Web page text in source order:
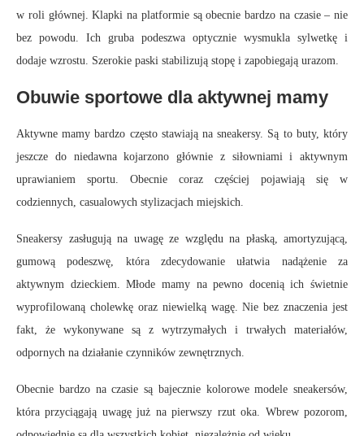
w roli głównej. Klapki na platformie są obecnie bardzo na czasie – nie
bez powodu. Ich gruba podeszwa optycznie wysmukla sylwetkę i
dodaje wzrostu. Szerokie paski stabilizują stopę i zapobiegają urazom.
Obuwie sportowe dla aktywnej mamy
Aktywne mamy bardzo często stawiają na sneakersy. Są to buty, który
jeszcze do niedawna kojarzono głównie z siłowniami i aktywnym
uprawianiem sportu. Obecnie coraz częściej pojawiają się w
codziennych, casualowych stylizacjach miejskich.
Sneakersy zasługują na uwagę ze względu na płaską, amortyzującą,
gumową podeszwę, która zdecydowanie ułatwia nadążenie za
aktywnym dzieckiem. Młode mamy na pewno docenią ich świetnie
wyprofilowaną cholewkę oraz niewielką wagę. Nie bez znaczenia jest
fakt, że wykonywane są z wytrzymałych i trwałych materiałów,
odpornych na działanie czynników zewnętrznych.
Obecnie bardzo na czasie są bajecznie kolorowe modele sneakersów,
która przyciągają uwagę już na pierwszy rzut oka. Wbrew pozorom,